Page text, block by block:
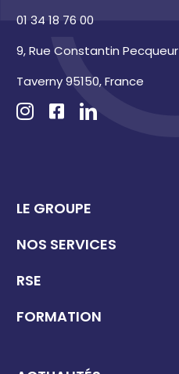
LE GROUPE
NOS SERVICES
RSE
FORMATION
01 34 18 76 00
9, Rue Constantin Pecqueur
Taverny 95150, France